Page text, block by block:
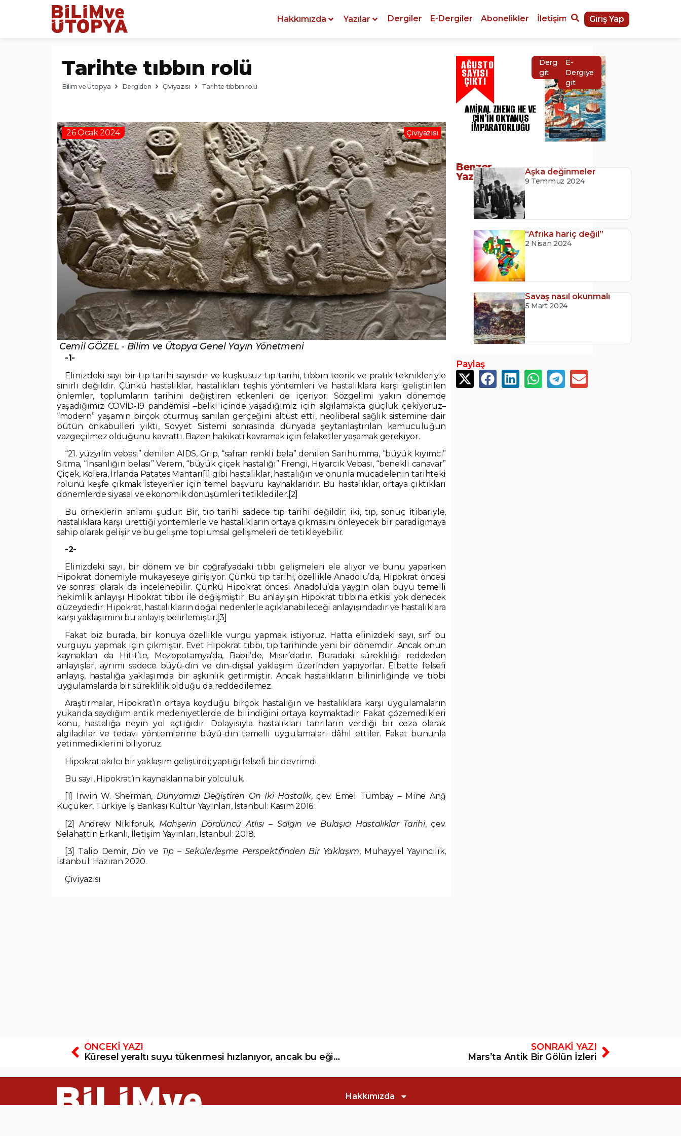
Hakkımızda Yazılar Dergiler E-Dergiler Abonelikler İletişim Giriş Yap
Tarihte tıbbın rolü
Bilim ve Ütopya Dergiden Çiviyazısı Tarihte tıbbın rolü
26 Ocak 2024 Çiviyazısı
Cemil GÖZEL - Bilim ve Ütopya Genel Yayın Yönetmeni
-1-
Elinizdeki sayı bir tıp tarihi sayısıdır ve kuşkusuz tıp tarihi, tıbbın teorik ve pratik teknikleriyle
sınırlı değildir. Çünkü hastalıklar, hastalıkları teşhis yöntemleri ve hastalıklara karşı geliştirilen
önlemler, toplumların tarihini değiştiren etkenleri de içeriyor. Sözgelimi yakın dönemde
yaşadığımız COVİD-19 pandemisi –belki içinde yaşadığımız için algılamakta güçlük çekiyoruz–
“modern” yaşamın birçok oturmuş sanılan gerçeğini altüst etti, neoliberal sağlık sistemine dair
bütün önkabulleri yıktı, Sovyet Sistemi sonrasında dünyada şeytanlaştırılan kamuculuğun
vazgeçilmez olduğunu kavrattı. Bazen hakikati kavramak için felaketler yaşamak gerekiyor.
“21. yüzyılın vebası” denilen AIDS, Grip, “safran renkli bela” denilen Sarıhumma, “büyük kıyımcı”
Sıtma, “İnsanlığın belası” Verem, “büyük çiçek hastalığı” Frengi, Hıyarcık Vebası, “benekli canavar”
Çiçek, Kolera, İrlanda Patates Mantarı [1] gibi hastalıklar, hastalığın ve onunla mücadelenin tarihteki
rolünü keşfe çıkmak isteyenler için temel başvuru kaynaklarıdır. Bu hastalıklar, ortaya çıktıkları
dönemlerde siyasal ve ekonomik dönüşümleri tetiklediler. [2]
Bu örneklerin anlamı şudur: Bir, tıp tarihi sadece tıp tarihi değildir; iki, tıp, sonuç itibariyle,
hastalıklara karşı ürettiği yöntemlerle ve hastalıkların ortaya çıkmasını önleyecek bir paradigmaya
sahip olarak gelişir ve bu gelişme toplumsal gelişmeleri de tetikleyebilir.
-2-
Elinizdeki sayı, bir dönem ve bir coğrafyadaki tıbbı gelişmeleri ele alıyor ve bunu yaparken
Hipokrat dönemiyle mukayeseye girişiyor. Çünkü tıp tarihi, özellikle Anadolu’da, Hipokrat öncesi
ve sonrası olarak da incelenebilir. Çünkü Hipokrat öncesi Anadolu’da yaygın olan büyü temelli
hekimlik anlayışı Hipokrat tıbbı ile değişmiştir. Bu anlayışın Hipokrat tıbbına etkisi yok denecek
düzeydedir. Hipokrat, hastalıkların doğal nedenlerle açıklanabileceği anlayışındadır ve hastalıklara
karşı yaklaşımını bu anlayış belirlemiştir. [3]
Fakat biz burada, bir konuya özellikle vurgu yapmak istiyoruz. Hatta elinizdeki sayı, sırf bu
vurguyu yapmak için çıkmıştır. Evet Hipokrat tıbbı, tıp tarihinde yeni bir dönemdir. Ancak onun
kaynakları da Hitit’te, Mezopotamya’da, Babil’de, Mısır’dadır. Buradaki sürekliliği reddeden
anlayışlar, ayrımı sadece büyü-din ve din-dışsal yaklaşım üzerinden yapıyorlar. Elbette felsefi
anlayış, hastalığa yaklaşımda bir aşkınlık getirmiştir. Ancak hastalıkların bilinirliğinde ve tıbbi
uygulamalarda bir süreklilik olduğu da reddedilemez.
Araştırmalar, Hipokrat’ın ortaya koyduğu birçok hastalığın ve hastalıklara karşı uygulamaların
yukarıda saydığım antik medeniyetlerde de bilindiğini ortaya koymaktadır. Fakat çözemedikleri
konu, hastalığa neyin yol açtığıdır. Dolayısıyla hastalıkları tanrıların verdiği bir ceza olarak
algıladılar ve tedavi yöntemlerine büyü-din temelli uygulamaları dâhil ettiler. Fakat bununla
yetinmediklerini biliyoruz.
Hipokrat akılcı bir yaklaşım geliştirdi; yaptığı felsefi bir devrimdi.
Bu sayı, Hipokrat’ın kaynaklarına bir yolculuk.
[1]
Irwin W. Sherman, Dünyamızı Değiştiren On İki Hastalık, çev. Emel Tümbay – Mine Anğ
Küçüker, Türkiye İş Bankası Kültür Yayınları, İstanbul: Kasım 2016.
[2]
Andrew Nikiforuk, Mahşerin Dördüncü Atlısı – Salgın ve Bulaşıcı Hastalıklar Tarihi, çev.
Selahattin Erkanlı, İletişim Yayınları, İstanbul: 2018.
[3] Talip Demir, Din ve Tıp – Sekülerleşme Perspektifinden Bir Yaklaşım, Muhayyel Yayıncılık,
İstanbul: Haziran 2020.
Çiviyazısı
AĞUSTOS
SAYISI
ÇIKTI
AMIRAL ZHENG HE VE
ÇIN'IN OKYANUS
İMPARATORLUĞU
Dergiye
git
E-
Dergiye
git
Benzer
Yazılar Aşka değinmeler
9 Temmuz 2024
“Afrika hariç değil”
2 Nisan 2024
Savaş nasıl okunmalı
5 Mart 2024
Paylaş
ÖNCEKI YAZI
Küresel yeraltı suyu tükenmesi hızlanıyor, ancak bu eğilimi tersine çevirmek mümkün
SONRAKI YAZI
Mars’ta Antik Bir Gölün İzleri
Hakkımızda